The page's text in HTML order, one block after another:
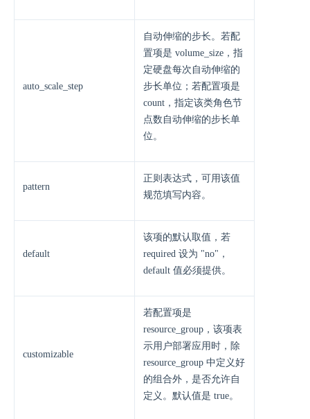
auto_scale_step
自动伸缩的步长。若配
置项是 volume_size，指
定硬盘每次自动伸缩的
步长单位；若配置项是
count，指定该类角色节
点数自动伸缩的步长单
位。
pattern
正则表达式，可用该值
规范填写内容。
default
该项的默认取值，若
required 设为 "no"，
default 值必须提供。
customizable
若配置项是
resource_group，该项表
示用户部署应用时，除
resource_group 中定义好
的组合外，是否允许自
定义。默认值是 true。